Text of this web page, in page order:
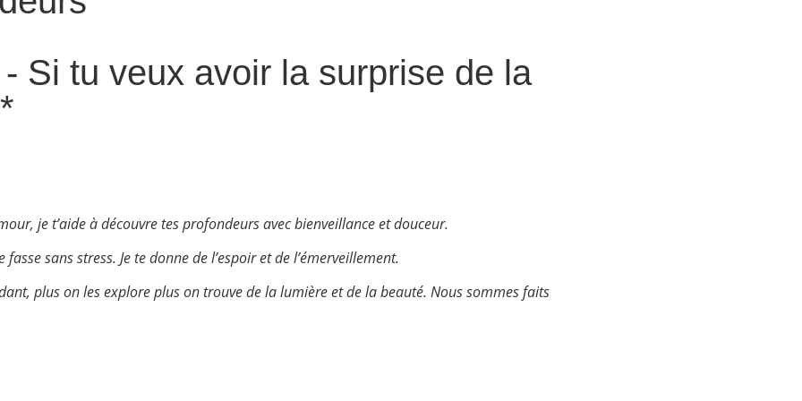
Si tu veux avoir la surprise de la
je t’aide à découvre tes profondeurs avec bienveillance et douceur.
sans stress. Je te donne de l’espoir et de l’émerveillement.
plus on les explore plus on trouve de la lumière et de la beauté. Nous sommes faits